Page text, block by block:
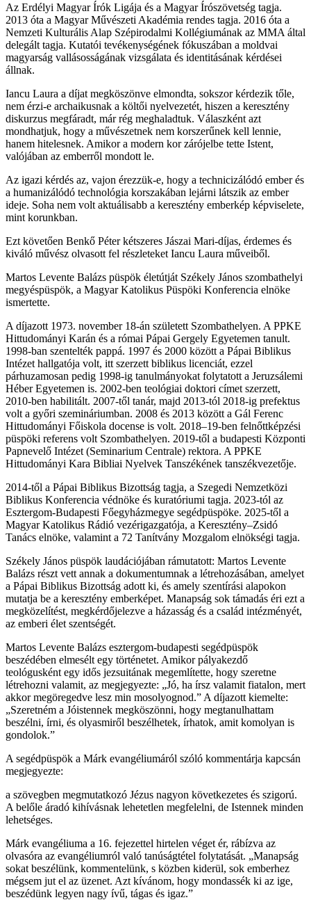
Az Erdélyi Magyar Írók Ligája és a Magyar Írószövetség tagja.
2013 óta a Magyar Művészeti Akadémia rendes tagja. 2016 óta a
Nemzeti Kulturális Alap Szépirodalmi Kollégiumának az MMA által
delegált tagja. Kutatói tevékenységének fókuszában a moldvai
magyarság vallásosságának vizsgálata és identitásának kérdései
állnak.
Iancu Laura a díjat megköszönve elmondta, sokszor kérdezik tőle,
nem érzi-e archaikusnak a költői nyelvezetét, hiszen a keresztény
diskurzus megfáradt, már rég meghaladtuk. Válaszként azt
mondhatjuk, hogy a művészetnek nem korszerűnek kell lennie,
hanem hitelesnek. Amikor a modern kor zárójelbe tette Istent,
valójában az emberről mondott le.
Az igazi kérdés az, vajon érezzük-e, hogy a technicizálódó ember és
a humanizálódó technológia korszakában lejárni látszik az ember
ideje. Soha nem volt aktuálisabb a keresztény emberkép képviselete,
mint korunkban.
Ezt követően Benkő Péter kétszeres Jászai Mari-díjas, érdemes és
kiváló művész olvasott fel részleteket Iancu Laura műveiből.
Martos Levente Balázs püspök életútját Székely János szombathelyi
megyéspüspök, a Magyar Katolikus Püspöki Konferencia elnöke
ismertette.
A díjazott 1973. november 18-án született Szombathelyen. A PPKE
Hittudományi Karán és a római Pápai Gergely Egyetemen tanult.
1998-ban szentelték pappá. 1997 és 2000 között a Pápai Biblikus
Intézet hallgatója volt, itt szerzett biblikus licenciát, ezzel
párhuzamosan pedig 1998-ig tanulmányokat folytatott a Jeruzsálemi
Héber Egyetemen is. 2002-ben teológiai doktori címet szerzett,
2010-ben habilitált. 2007-től tanár, majd 2013-tól 2018-ig prefektus
volt a győri szemináriumban. 2008 és 2013 között a Gál Ferenc
Hittudományi Főiskola docense is volt. 2018–19-ben felnőttképzési
püspöki referens volt Szombathelyen. 2019-től a budapesti Központi
Papnevelő Intézet (Seminarium Centrale) rektora. A PPKE
Hittudományi Kara Bibliai Nyelvek Tanszékének tanszékvezetője.
2014-től a Pápai Biblikus Bizottság tagja, a Szegedi Nemzetközi
Biblikus Konferencia védnöke és kuratóriumi tagja. 2023-tól az
Esztergom-Budapesti Főegyházmegye segédpüspöke. 2025-től a
Magyar Katolikus Rádió vezérigazgatója, a Keresztény–Zsidó
Tanács elnöke, valamint a 72 Tanítvány Mozgalom elnökségi tagja.
Székely János püspök laudációjában rámutatott: Martos Levente
Balázs részt vett annak a dokumentumnak a létrehozásában, amelyet
a Pápai Biblikus Bizottság adott ki, és amely szentírási alapokon
mutatja be a keresztény emberképet. Manapság sok támadás éri ezt a
megközelítést, megkérdőjelezve a házasság és a család intézményét,
az emberi élet szentségét.
Martos Levente Balázs esztergom-budapesti segédpüspök
beszédében elmesélt egy történetet. Amikor pályakezdő
teológusként egy idős jezsuitának megemlítette, hogy szeretne
létrehozni valamit, az megjegyezte: „Jó, ha írsz valamit fiatalon, mert
akkor megöregedve lesz min mosolyognod.” A díjazott kiemelte:
„Szeretném a Jóistennek megköszönni, hogy megtanulhattam
beszélni, írni, és olyasmiről beszélhetek, írhatok, amit komolyan is
gondolok.”
A segédpüspök a Márk evangéliumáról szóló kommentárja kapcsán
megjegyezte:
a szövegben megmutatkozó Jézus nagyon következetes és szigorú.
A belőle áradó kihívásnak lehetetlen megfelelni, de Istennek minden
lehetséges.
Márk evangéliuma a 16. fejezettel hirtelen véget ér, rábízva az
olvasóra az evangéliumról való tanúságtétel folytatását. „Manapság
sokat beszélünk, kommentelünk, s közben kiderül, sok emberhez
mégsem jut el az üzenet. Azt kívánom, hogy mondassék ki az ige,
beszédünk legyen nagy ívű, tágas és igaz.”